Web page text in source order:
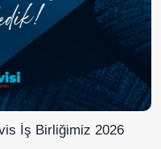
İş Birliğimiz 2026